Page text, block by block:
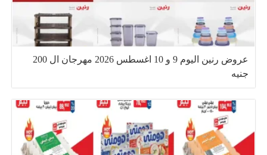
عروض رنين اليوم 9 و 10 اغسطس 2026 مهرجان ال 200
جنيه